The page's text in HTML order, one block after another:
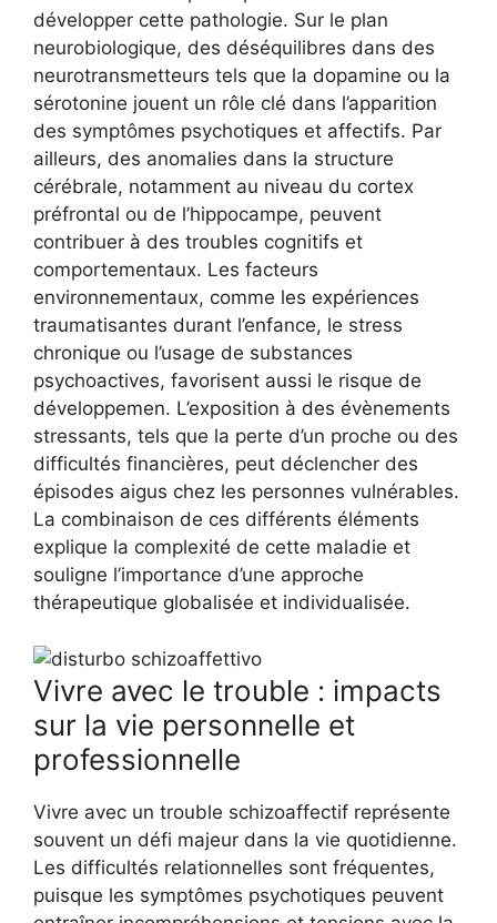
développer cette pathologie. Sur le plan
neurobiologique, des déséquilibres dans des
neurotransmetteurs tels que la dopamine ou la
sérotonine jouent un rôle clé dans l’apparition
des symptômes psychotiques et affectifs. Par
ailleurs, des anomalies dans la structure
cérébrale, notamment au niveau du cortex
préfrontal ou de l’hippocampe, peuvent
contribuer à des troubles cognitifs et
comportementaux. Les facteurs
environnementaux, comme les expériences
traumatisantes durant l’enfance, le stress
chronique ou l’usage de substances
psychoactives, favorisent aussi le risque de
développemen. L’exposition à des évènements
stressants, tels que la perte d’un proche ou des
difficultés financières, peut déclencher des
épisodes aigus chez les personnes vulnérables.
La combinaison de ces différents éléments
explique la complexité de cette maladie et
souligne l’importance d’une approche
thérapeutique globalisée et individualisée.
Vivre avec le trouble : impacts
sur la vie personnelle et
professionnelle
Vivre avec un trouble schizoaffectif représente
souvent un défi majeur dans la vie quotidienne.
Les difficultés relationnelles sont fréquentes,
puisque les symptômes psychotiques peuvent